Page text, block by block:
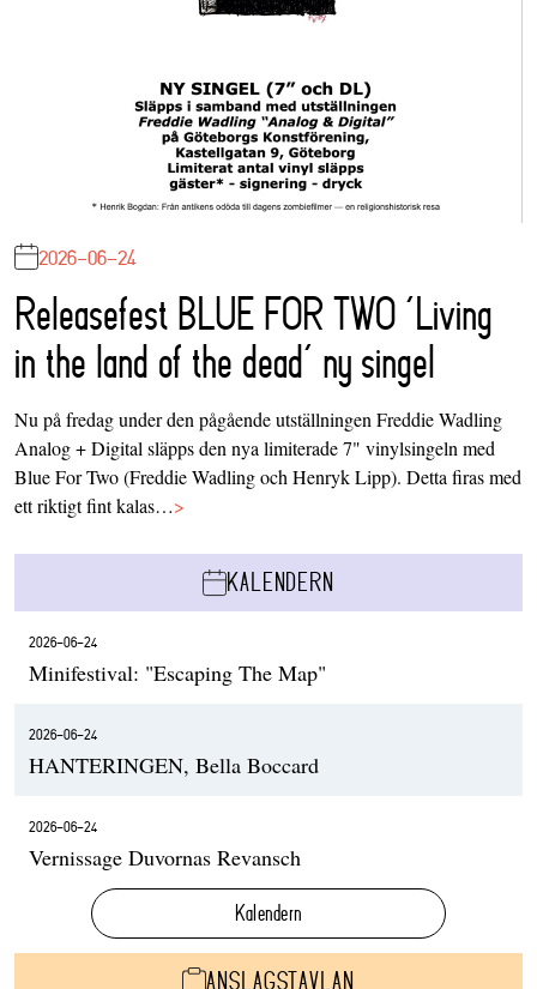
2026-06-24
Releasefest BLUE FOR TWO ‘Living
in the land of the dead’ ny singel
Nu på fredag under den pågående utställningen Freddie Wadling
Analog + Digital släpps den nya limiterade 7" vinylsingeln med
Blue For Two (Freddie Wadling och Henryk Lipp). Detta firas med
ett riktigt fint kalas…>
KALENDERN
2026-06-24
Minifestival: "Escaping The Map"
2026-06-24
HANTERINGEN, Bella Boccard
2026-06-24
Vernissage Duvornas Revansch
Kalendern
ANSLAGSTAVLAN